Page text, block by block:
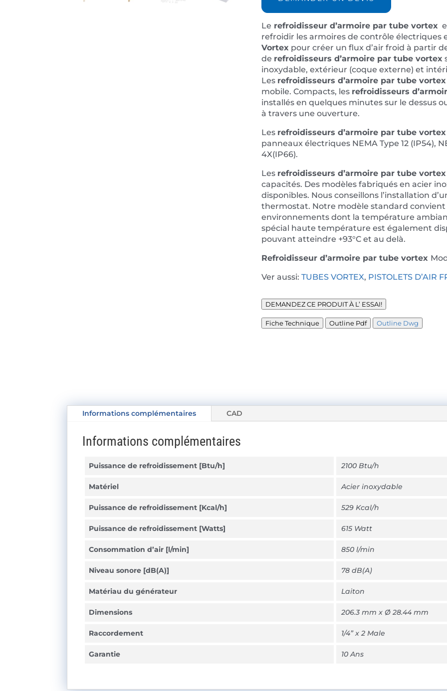
CC30-
Le refroidisseur d’armoire par tube vortex
refroidir les armoires de contrôle électriques
Vortex pour créer un flux d’air froid à partir
de refroidisseurs d’armoire par tube vortex
inoxydable, extérieur (coque externe) et
Les refroidisseurs d’armoire par tube vortex
mobile. Compacts, les refroidisseurs
installés en quelques minutes sur le dessus
à travers une ouverture.
Les refroidisseurs d’armoire par tube vortex
panneaux électriques NEMA Type 12 (IP54),
4X(IP66).
Les refroidisseurs d’armoire par tube vortex
capacités. Des modèles fabriqués en acier
disponibles. Nous conseillons l’installation
thermostat. Notre modèle standard
environnements dont la température
spécial haute température est également
pouvant atteindre +93°C et au delà.
Refroidisseur d’armoire par tube vortex
Ver aussi: TUBES VORTEX, PISTOLETS D’AIR
DEMANDEZ CE PRODUIT À L’ ESSAI!
Fiche Technique Outline Pdf Outline Dwg
Informations complémentaires CAD
Informations complémentaires
Puissance de refroidissement [Btu/h] 2100 Btu/h
Matériel Acier inoxydable
Puissance de refroidissement [Kcal/h] 529 Kcal/h
Puissance de refroidissement [Watts] 615 Watt
Consommation d’air [l/min] 850 l/min
Niveau sonore [dB(A)] 78 dB(A)
Matériau du générateur Laiton
Dimensions 206.3 mm x Ø 28.44 mm
Raccordement 1/4” x 2 Male
Garantie 10 Ans